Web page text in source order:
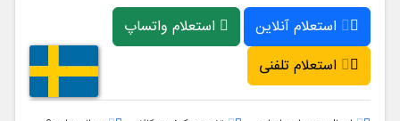
استعلام آنلاین
استعلام واتساپ
استعلام تلفنی